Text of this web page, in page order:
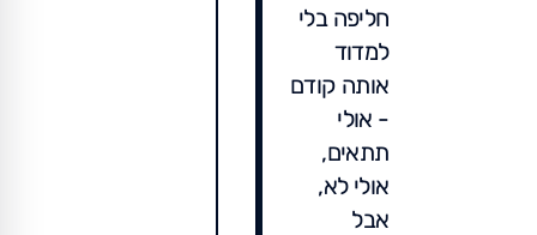
חליפה בלי
למדוד
אותה קודם
- אולי
תתאים,
אולי לא,
אבל